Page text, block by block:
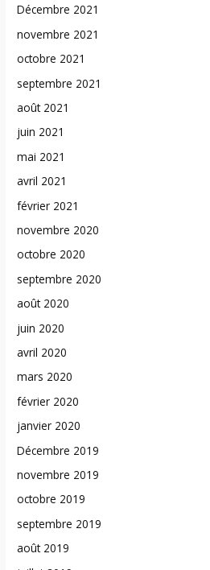
Décembre 2021
novembre 2021
octobre 2021
septembre 2021
août 2021
juin 2021
mai 2021
avril 2021
février 2021
novembre 2020
octobre 2020
septembre 2020
août 2020
juin 2020
avril 2020
mars 2020
février 2020
janvier 2020
Décembre 2019
novembre 2019
octobre 2019
septembre 2019
août 2019